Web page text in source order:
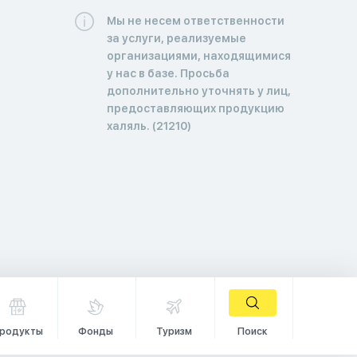
Мы не несем ответственности
за услуги, реализуемые
организациями, находящимися
у нас в базе. Просьба
дополнительно уточнять у лиц,
предоставляющих продукцию
халяль. (21210)
Фонды Туризм Поиск